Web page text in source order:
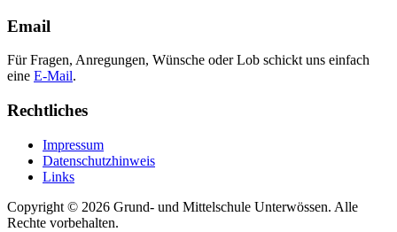
Email
Für Fragen, Anregungen, Wünsche oder Lob schickt uns einfach
eine E-Mail.
Rechtliches
Impressum
Datenschutzhinweis
Links
Copyright © 2026 Grund- und Mittelschule Unterwössen. Alle
Rechte vorbehalten.